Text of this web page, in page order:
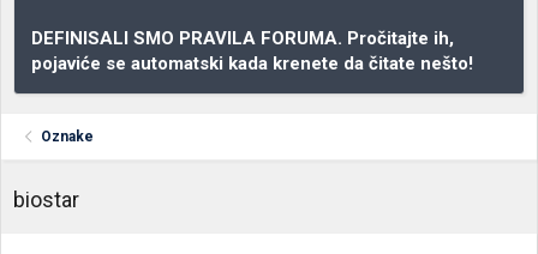
DEFINISALI SMO PRAVILA FORUMA. Pročitajte ih,
pojaviće se automatski kada krenete da čitate nešto!
Oznake
biostar